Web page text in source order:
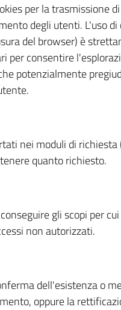
per la trasmissione
degli utenti. L'uso di
del browser) è
per consentire
potenzialmente
nei moduli di
quanto richiesto.
gli scopi per
non autorizzati.
dell'esistenza o
oppure la